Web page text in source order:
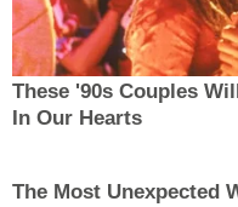
These '90s Couples
In Our Hearts
The Most Unexpected